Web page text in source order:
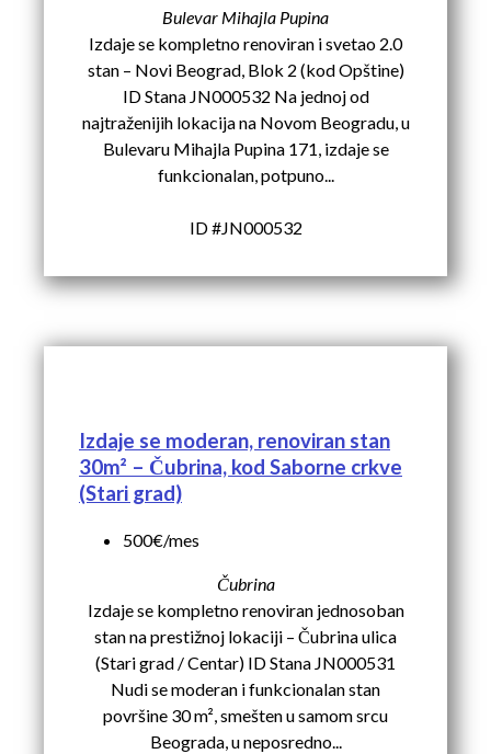
Bulevar Mihajla Pupina
Izdaje se kompletno renoviran i svetao 2.0
stan – Novi Beograd, Blok 2 (kod Opštine)
ID Stana JN000532 Na jednoj od
najtraženijih lokacija na Novom Beogradu, u
Bulevaru Mihajla Pupina 171, izdaje se
funkcionalan, potpuno...
ID #JN000532
Izdaje se moderan, renoviran stan
30m² – Čubrina, kod Saborne crkve
(Stari grad)
500€/mes
Čubrina
Izdaje se kompletno renoviran jednosoban
stan na prestižnoj lokaciji – Čubrina ulica
(Stari grad / Centar) ID Stana JN000531
Nudi se moderan i funkcionalan stan
površine 30 m², smešten u samom srcu
Beograda, u neposredno...